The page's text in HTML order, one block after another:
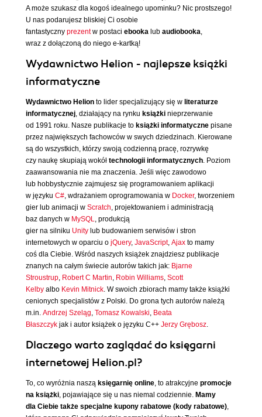
A może szukasz dla kogoś idealnego upominku? Nic prostszego!
U nas podarujesz bliskiej Ci osobie
fantastyczny prezentw postaci ebooka lub audiobooka,
wraz z dołączoną do niego e-kartką!
Wydawnictwo Helion - najlepsze książki
informatyczne
Wydawnictwo Helion to lider specjalizujący się w literaturze
informatycznej, działający na rynku książki nieprzerwanie
od 1991 roku. Nasze publikacje to książki informatyczne pisane
przez największych fachowców w swych dziedzinach. Kierowane
są do wszystkich, którzy swoją codzienną pracę, rozrywkę
czy naukę skupiają wokół technologii informatycznych. Poziom
zaawansowania nie ma znaczenia. Jeśli więc zawodowo
lub hobbystycznie zajmujesz się programowaniem aplikacji
w języku C#, wdrażaniem oprogramowania w Docker, tworzeniem
gier lub animacji w Scratch, projektowaniem i administracją
baz danych w MySQL, produkcją
gier na silniku Unity lub budowaniem serwisów i stron
internetowych w oparciu o jQuery, JavaScript, Ajax to mamy
coś dla Ciebie. Wśród naszych książek znajdziesz publikacje
znanych na całym świecie autorów takich jak: Bjarne
Stroustrup, Robert C Martin, Robin Williams, Scott
Kelby albo Kevin Mitnick. W swoich zbiorach mamy także książki
cenionych specjalistów z Polski. Do grona tych autorów należą
m.in. Andrzej Szeląg, Tomasz Kowalski, Beata
Błaszczyk jak i autor książek o języku C++ Jerzy Grębosz.
Dlaczego warto zaglądać do księgarni
internetowej Helion.pl?
To, co wyróżnia naszą księgarnię online, to atrakcyjne promocje
na książki, pojawiające się u nas niemal codziennie. Mamy
dla Ciebie także specjalne kupony rabatowe (kody rabatowe),